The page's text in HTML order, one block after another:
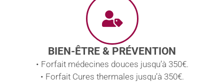
BIEN-ÊTRE & PRÉVENTION
• Forfait médecines douces jusqu’à 350€.
• Forfait Cures thermales jusqu’à 350€.